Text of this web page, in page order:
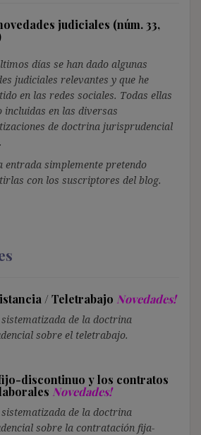
judiciales (núm. 33,
días se han dado algunas
judiciales relevantes y que he
en las redes sociales. Todas ellas
incluidas en las diversas
de doctrina jurisprudencial
entrada simplemente pretendo
con los suscriptores del blog.
/ Teletrabajo Novedades!
de la doctrina
sobre el teletrabajo.
discontinuo y los contratos
Novedades!
de la doctrina
sobre la contratación fija-